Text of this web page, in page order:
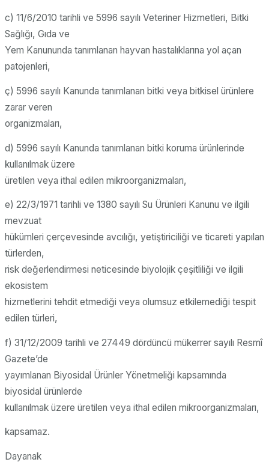
c) 11/6/2010 tarihli ve 5996 sayılı Veteriner Hizmetleri, Bitki
Sağlığı, Gıda ve
Yem Kanununda tanımlanan hayvan hastalıklarına yol açan
patojenleri,
ç) 5996 sayılı Kanunda tanımlanan bitki veya bitkisel ürünlere
zarar veren
organizmaları,
d) 5996 sayılı Kanunda tanımlanan bitki koruma ürünlerinde
kullanılmak üzere
üretilen veya ithal edilen mikroorganizmaları,
e) 22/3/1971 tarihli ve 1380 sayılı Su Ürünleri Kanunu ve ilgili
mevzuat
hükümleri çerçevesinde avcılığı, yetiştiriciliği ve ticareti yapılan
türlerden,
risk değerlendirmesi neticesinde biyolojik çeşitliliği ve ilgili
ekosistem
hizmetlerini tehdit etmediği veya olumsuz etkilemediği tespit
edilen türleri,
f) 31/12/2009 tarihli ve 27449 dördüncü mükerrer sayılı Resmî
Gazete’de
yayımlanan Biyosidal Ürünler Yönetmeliği kapsamında
biyosidal ürünlerde
kullanılmak üzere üretilen veya ithal edilen mikroorganizmaları,
kapsamaz.
Dayanak